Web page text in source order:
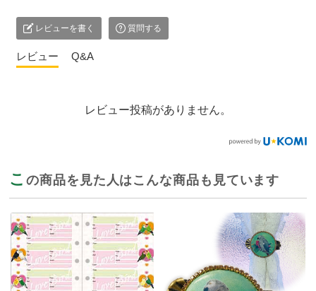
レビューを書く 質問する
レビュー Q&A
レビュー投稿がありません。
この商品を見た人はこんな商品も見ています